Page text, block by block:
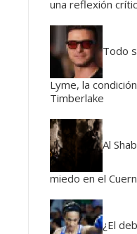
una reflexión
Todo
Lyme, la
Timberlake
Al
miedo en el
¿El